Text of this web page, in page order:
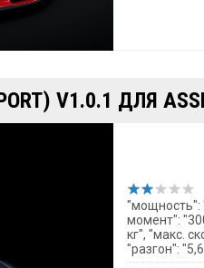
V1.0.1 ДЛЯ
"мощность":
момент":
кг", "макс.
"разгон":